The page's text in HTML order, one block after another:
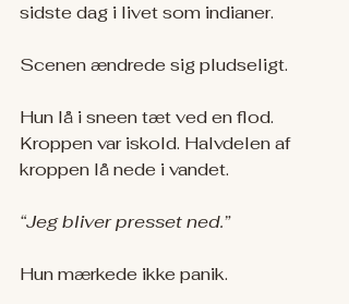
sidste dag i livet som indianer.
Scenen ændrede sig pludseligt.
Hun lå i sneen tæt ved en flod.
Kroppen var iskold. Halvdelen af
kroppen lå nede i vandet.
“Jeg bliver presset ned.”
Hun mærkede ikke panik.